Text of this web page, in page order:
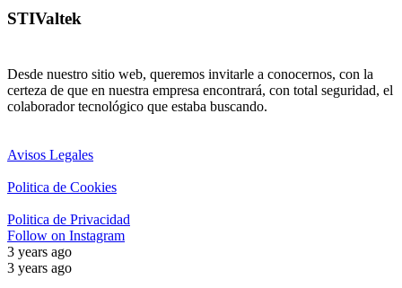
STIValtek
Desde nuestro sitio web, queremos invitarle a conocernos, con la
certeza de que en nuestra empresa encontrará, con total seguridad, el
colaborador tecnológico que estaba buscando.
Avisos Legales
Politica de Cookies
Politica de Privacidad
Follow on Instagram
3 years ago
3 years ago